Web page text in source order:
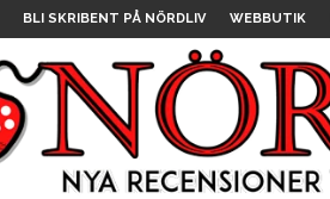
BLI SKRIBENT PÅ NÖRDLIV WEBBUTIK